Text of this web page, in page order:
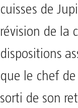
cuisses de
révision de la
dispositions
que le chef de
sorti de son